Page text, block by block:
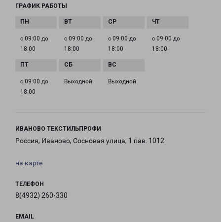
ГРАФИК РАБОТЫ
с 09:00 до
18:00
с 09:00 до
18:00
с 09:00 до
18:00
с 09:00 до
18:00
с 09:00 до
18:00
Выходной Выходной
ИВАНОВО ТЕКСТИЛЬПРОФИ
Россия, Иваново, Сосновая улица, 1 пав. 1012
на карте
ТЕЛЕФОН
8(4932) 260-330
EMAIL